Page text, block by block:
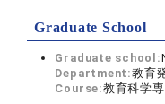
Graduate School
Graduate school:
Department:教育
Course:教育科学